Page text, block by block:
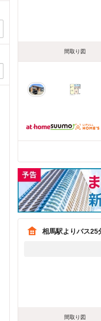
間取り図
相馬駅よりバス25
間取り図